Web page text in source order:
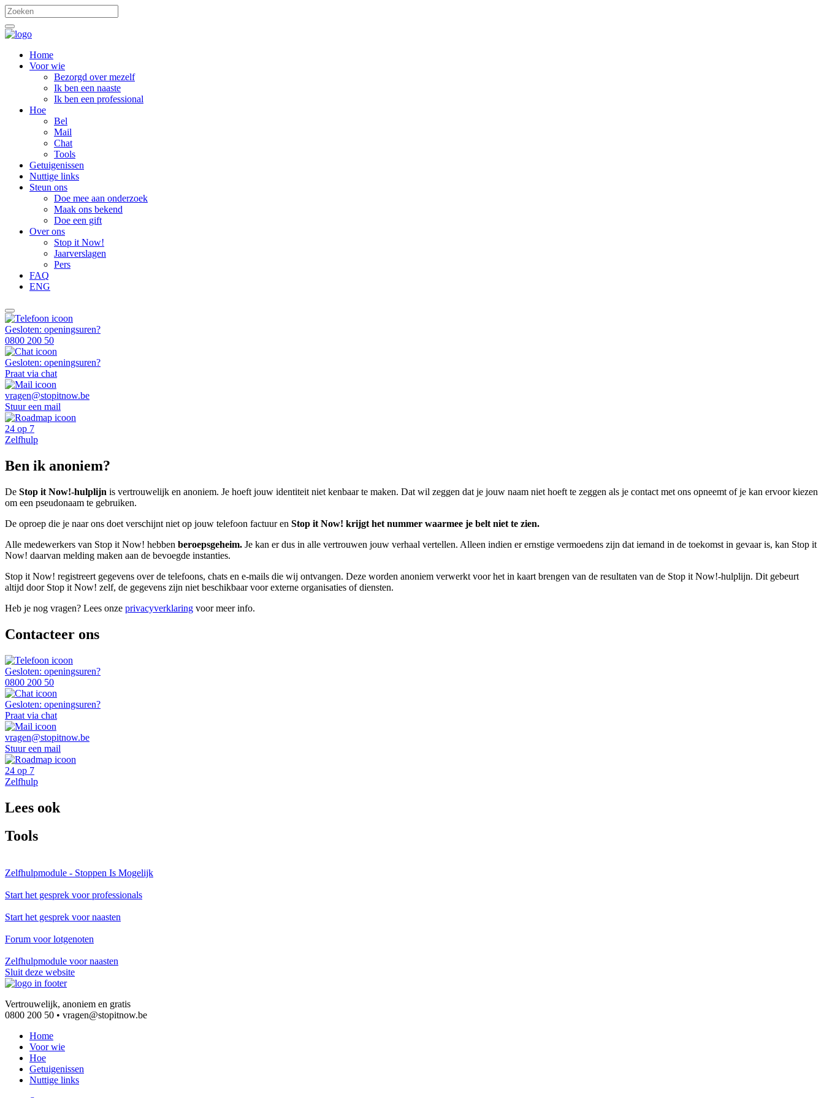
Home
Voor wie
Bezorgd over mezelf
Ik ben een naaste
Ik ben een professional
Hoe
Bel
Mail
Chat
Tools
Getuigenissen
Nuttige links
Steun ons
Doe mee aan onderzoek
Maak ons bekend
Doe een gift
Over ons
Stop it Now!
Jaarverslagen
Pers
FAQ
ENG
Gesloten: openingsuren?
0800 200 50
Gesloten: openingsuren?
Praat via chat
vragen@stopitnow.be
Stuur een mail
24 op 7
Zelfhulp
Ben ik anoniem?
De Stop it Now!-hulplijn is vertrouwelijk en anoniem. Je hoeft jouw identiteit niet kenbaar te maken. Dat wil zeggen dat je jouw naam niet hoeft te zeggen als je contact met ons opneemt of je kan ervoor kiezen
om een pseudonaam te gebruiken.
De oproep die je naar ons doet verschijnt niet op jouw telefoon factuur en Stop it Now! krijgt het nummer waarmee je belt niet te zien.
Alle medewerkers van Stop it Now! hebben beroepsgeheim. Je kan er dus in alle vertrouwen jouw verhaal vertellen. Alleen indien er ernstige vermoedens zijn dat iemand in de toekomst in gevaar is, kan Stop it
Now! daarvan melding maken aan de bevoegde instanties.
Stop it Now! registreert gegevens over de telefoons, chats en e-mails die wij ontvangen. Deze worden anoniem verwerkt voor het in kaart brengen van de resultaten van de Stop it Now!-hulplijn. Dit gebeurt
altijd door Stop it Now! zelf, de gegevens zijn niet beschikbaar voor externe organisaties of diensten.
Heb je nog vragen? Lees onze privacyverklaring voor meer info.
Contacteer ons
Gesloten: openingsuren?
0800 200 50
Gesloten: openingsuren?
Praat via chat
vragen@stopitnow.be
Stuur een mail
24 op 7
Zelfhulp
Lees ook
Tools
Zelfhulpmodule - Stoppen Is Mogelijk
Start het gesprek voor professionals
Start het gesprek voor naasten
Forum voor lotgenoten
Zelfhulpmodule voor naasten
Sluit deze website
Vertrouwelijk, anoniem en gratis
0800 200 50 • vragen@stopitnow.be
Home
Voor wie
Hoe
Getuigenissen
Nuttige links